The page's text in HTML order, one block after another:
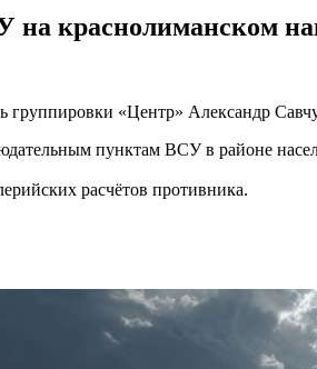
на краснолиманском
группировки «Центр» Александр
пунктам ВСУ в районе
расчётов противника.